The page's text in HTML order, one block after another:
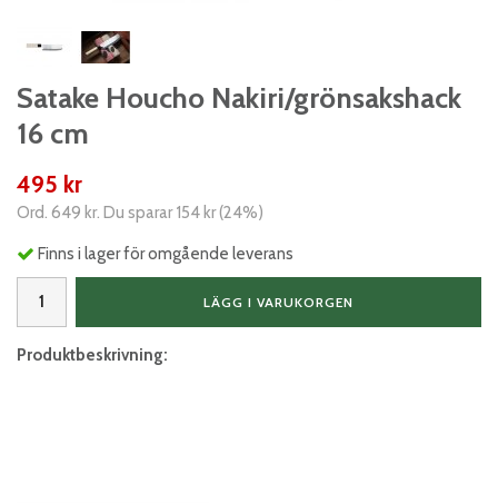
Satake Houcho Nakiri/grönsakshack
16 cm
495 kr
Ord. 649 kr. Du sparar154 kr(24%)
Finns i lager för omgående leverans
LÄGG I VARUKORGEN
Produktbeskrivning: